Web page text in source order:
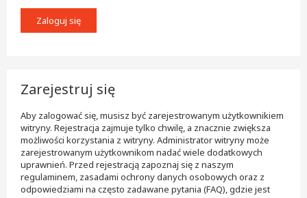
Zarejestruj się
Aby zalogować się, musisz być zarejestrowanym użytkownikiem
witryny. Rejestracja zajmuje tylko chwilę, a znacznie zwiększa
możliwości korzystania z witryny. Administrator witryny może
zarejestrowanym użytkownikom nadać wiele dodatkowych
uprawnień. Przed rejestracją zapoznaj się z naszym
regulaminem, zasadami ochrony danych osobowych oraz z
odpowiedziami na często zadawane pytania (FAQ), gdzie jest